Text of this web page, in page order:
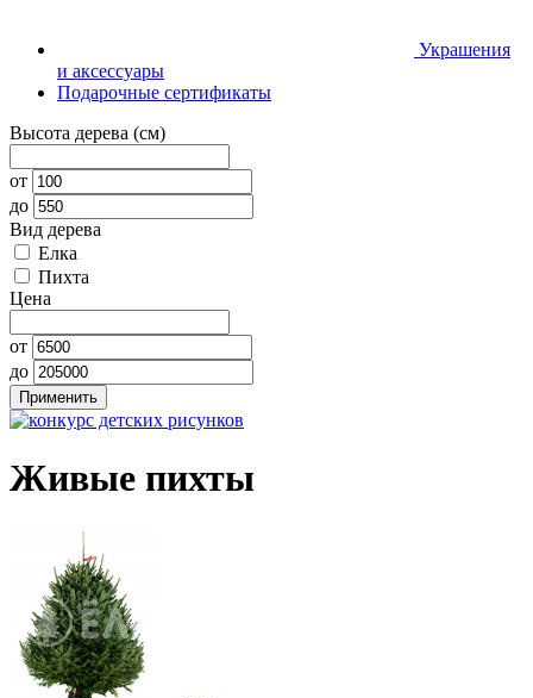
Украшения
и аксессуары
Подарочные сертификаты
Высота дерева (см)
от
до
Вид дерева
Елка
Пихта
Цена
от
до
Живые пихты